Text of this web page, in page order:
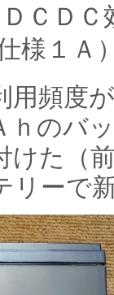
ＣＤ
様１Ａ
用頻度
ｈのバ
けた（
リーで